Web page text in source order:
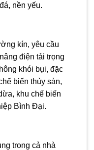
nền yếu.
kín, yêu cầu
điện tải trọng
khói bụi, đặc
biến thủy sản,
khu chế biến
Bình Đại.
trong cả nhà